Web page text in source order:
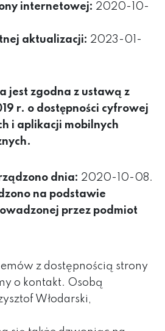
internetowej: 2020-10-
aktualizacji: 2023-01-
jest zgodna z ustawą z
r. o dostępności cyfrowej
i aplikacji mobilnych
dnia: 2020-10-08.
na podstawie
przez podmiot
z dostępnością strony
o kontakt. Osobą
Włodarski,